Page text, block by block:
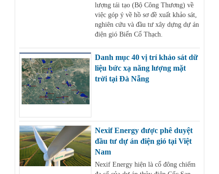
lượng tái tạo (Bộ Công Thương) về
việc góp ý về hồ sơ đề xuất khảo sát,
nghiên cứu và đầu tư xây dựng dự án
điện gió Biển Cổ Thạch.
Danh mục 40 vị trí khảo sát dữ
liệu bức xạ năng lượng mặt
trời tại Đà Nẵng
Nexif Energy được phê duyệt
đầu tư dự án điện gió tại Việt
Nam
Nexif Energy hiện là cổ đông chiếm